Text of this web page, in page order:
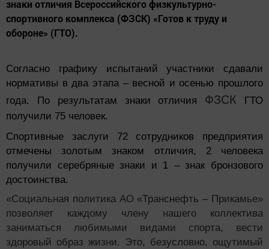
знаки отличия Всероссийского физкультурно-
спортивного комплекса (ФЗСК) «Готов к труду и
обороне» (ГТО).
Согласно графику испытаний участники сдавали
нормативы в два этапа – весной и осенью прошлого
года. По результатам знаки отличия ФЗСК ГТО
получили 75 человек.
Спортивные заслуги 72 сотрудников предприятия
отмечены золотым знаком отличия, 2 человека
получили серебряные знаки и 1 – знак бронзового
достоинства.
«Социальная политика АО «Транснефть – Прикамье»
позволяет каждому члену нашего коллектива
заниматься любимыми видами спорта, вести
здоровый образ жизни. Это, безусловно, ощутимый